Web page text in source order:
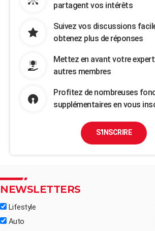
partagent vos intérêts
Suivez vos discussions
obtenez plus de réponses
Mettez en avant votre
autres membres
Profitez de nombreuses
supplémentaires en vous
S'INSCRIRE
NEWSLETTERS
Lifestyle
Auto